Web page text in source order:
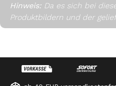
Hinweis: Da es sich bei
Produktbildern und der